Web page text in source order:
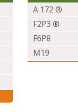
A 172 ®
F2P3 ®
F6P8
M19